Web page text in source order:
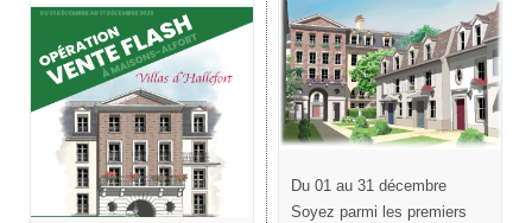
Du 01 au 31 décembre
Soyez parmi les premiers